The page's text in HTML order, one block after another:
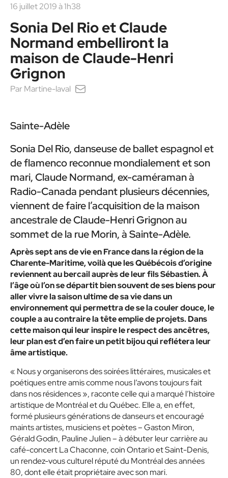
16 juillet 2019 à 1h38
Sonia Del Rio et Claude
Normand embelliront la
maison de Claude-Henri
Grignon
Par Martine-laval
Sainte-Adèle
Sonia Del Rio, danseuse de ballet espagnol et
de flamenco reconnue mondialement et son
mari, Claude Normand, ex-caméraman à
Radio-Canada pendant plusieurs décennies,
viennent de faire l’acquisition de la maison
ancestrale de Claude-Henri Grignon au
sommet de la rue Morin, à Sainte-Adèle.
Après sept ans de vie en France dans la région de la
Charente-Maritime, voilà que les Québécois d’origine
reviennent au bercail auprès de leur fils Sébastien. À
l’âge où l’on se départit bien souvent de ses biens pour
aller vivre la saison ultime de sa vie dans un
environnement qui permettra de se la couler douce, le
couple a au contraire la tête emplie de projets. Dans
cette maison qui leur inspire le respect des ancêtres,
leur plan est d’en faire un petit bijou qui reflétera leur
âme artistique.
« Nous y organiserons des soirées littéraires, musicales et
poétiques entre amis comme nous l’avons toujours fait
dans nos résidences », raconte celle qui a marqué l’histoire
artistique de Montréal et du Québec. Elle a, en effet,
formé plusieurs générations de danseurs et encouragé
maints artistes, musiciens et poètes – Gaston Miron,
Gérald Godin, Pauline Julien – à débuter leur carrière au
café-concert La Chaconne, coin Ontario et Saint-Denis,
un rendez-vous culturel réputé du Montréal des années
80, dont elle était propriétaire avec son mari.